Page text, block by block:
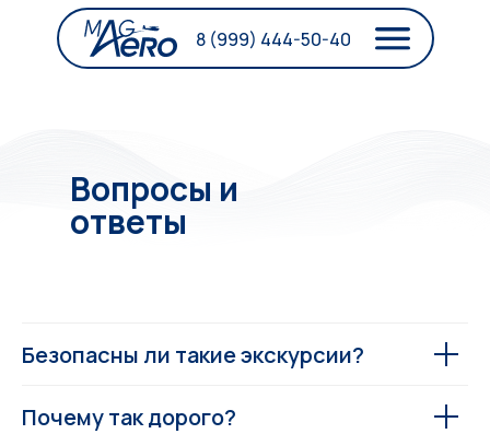
8 (999) 444-50-40
Вопросы и
ответы
Безопасны ли такие экскурсии?
Почему так дорого?